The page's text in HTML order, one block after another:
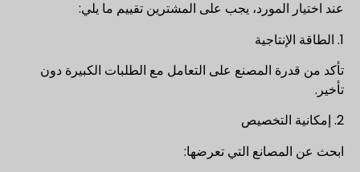
عند اختيار المورد، يجب على المشترين تقييم ما يلي:
1. الطاقة الإنتاجية
تأكد من قدرة المصنع على التعامل مع الطلبات الكبيرة دون
تأخير.
2. إمكانية التخصيص
ابحث عن المصانع التي تعرضها: